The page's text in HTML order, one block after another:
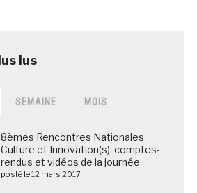
SEMAINE MOIS
8èmes Rencontres Nationales
Culture et Innovation(s): comptes-
rendus et vidéos de la journée
posté le 12 mars 2017